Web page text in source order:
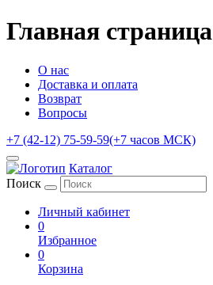
Главная страница
О нас
Доставка и оплата
Возврат
Вопросы
+7 (42-12) 75-59-59(+7 часов МСК)
Каталог
Поиск
Личный кабинет
0
Избранное
0
Корзина